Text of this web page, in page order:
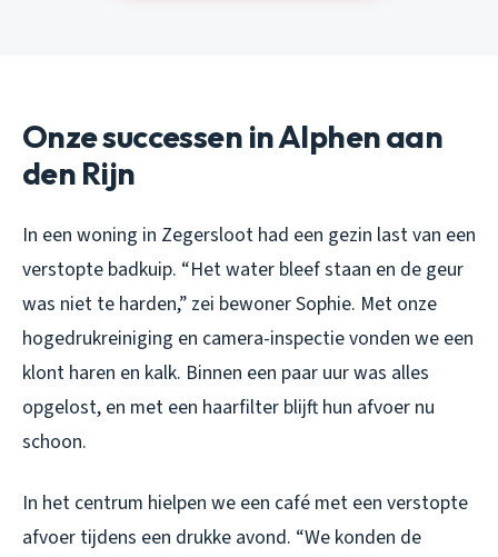
Onze successen in Alphen aan
den Rijn
In een woning in Zegersloot had een gezin last van een
verstopte badkuip. “Het water bleef staan en de geur
was niet te harden,” zei bewoner Sophie. Met onze
hogedrukreiniging en camera-inspectie vonden we een
klont haren en kalk. Binnen een paar uur was alles
opgelost, en met een haarfilter blijft hun afvoer nu
schoon.
In het centrum hielpen we een café met een verstopte
afvoer tijdens een drukke avond. “We konden de